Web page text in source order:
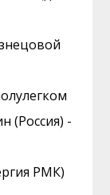
(Россия) -
РМК)